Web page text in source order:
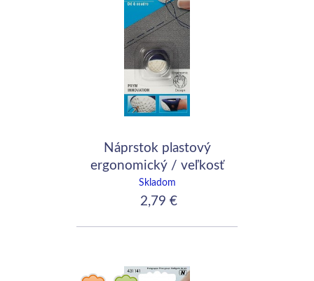
Náprstok plastový
ergonomický / veľkosť
S
Skladom
2,79 €